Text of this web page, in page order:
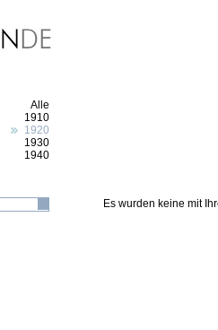
Alle
1910
1920
1930
1940
Es wurden keine mit